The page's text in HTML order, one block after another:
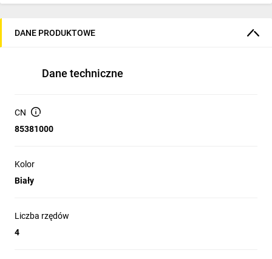
DANE PRODUKTOWE
Dane techniczne
CN
85381000
Kolor
Biały
Liczba rzędów
4